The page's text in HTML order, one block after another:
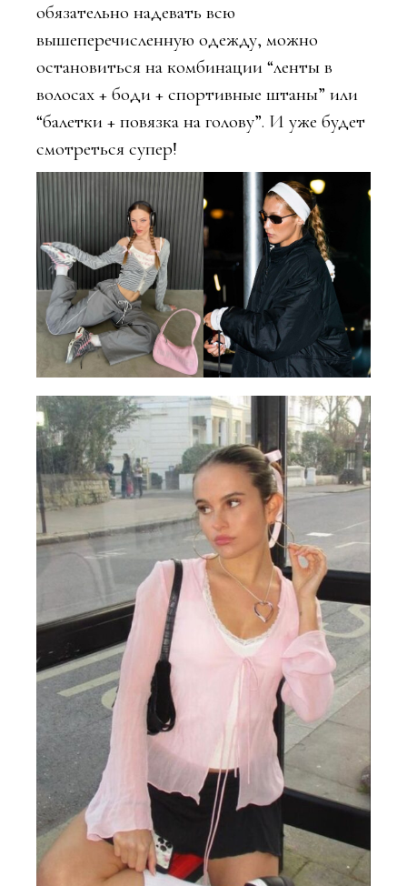
обязательно надевать всю
вышеперечисленную одежду, можно
остановиться на комбинации “ленты в
волосах + боди + спортивные штаны” или
“балетки + повязка на голову”. И уже будет
смотреться супер!